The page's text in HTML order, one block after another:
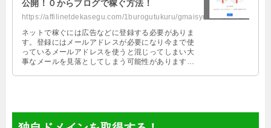
公開！０からブログで稼ぐ方法！
https://affilinetdekasegu.com/1burogutukuru/gmaisyutokuhouhou.html
ネットで稼ぐには広告などに登録する必要がありま
す。登録にはメールアドレスが必要になり今まで使
っているメールアドレスを使うと混じってしまい大
事なメールを見落としてしまう可能性があります。